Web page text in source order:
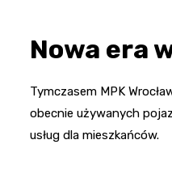
Nowa era
Tymczasem MPK
obecnie używanych
usług dla mieszkańców.